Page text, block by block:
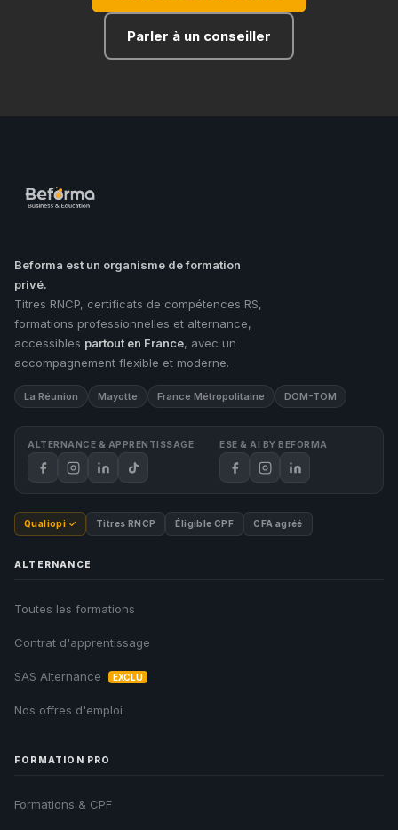
Parler à un conseiller
Beforma est un organisme de formation
privé.
Titres RNCP, certificats de compétences RS,
formations professionnelles et alternance,
accessibles partout en France, avec un
accompagnement flexible et moderne.
La Réunion Mayotte France Métropolitaine DOM-TOM
ALTERNANCE & APPRENTISSAGE ESE & AI BY BEFORMA
Qualiopi ✓ Titres RNCP Éligible CPF CFA agréé
ALTERNANCE
Toutes les formations
Contrat d'apprentissage
SAS Alternance EXCLU
Nos offres d'emploi
FORMATION PRO
Formations & CPF